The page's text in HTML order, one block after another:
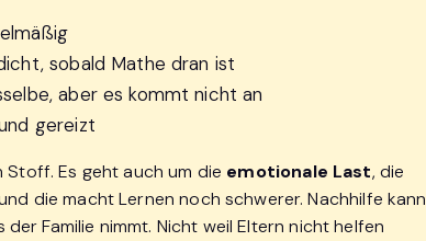
sobald Mathe dran ist
aber es kommt nicht an
gereizt
Es geht auch um die emotionale Last, die
die macht Lernen noch schwerer. Nachhilfe kann
Familie nimmt. Nicht weil Eltern nicht helfen